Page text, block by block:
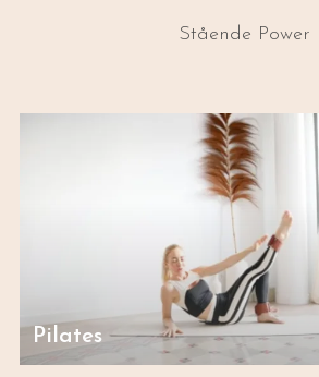
Stående Power
Pilates